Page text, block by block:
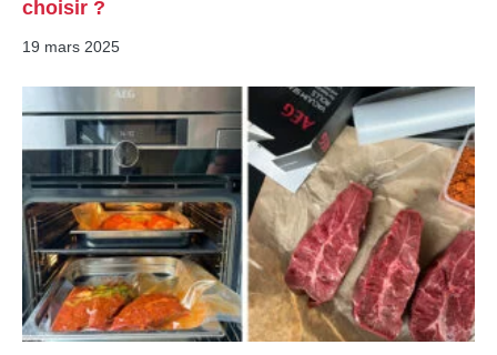
choisir ?
19 mars 2025